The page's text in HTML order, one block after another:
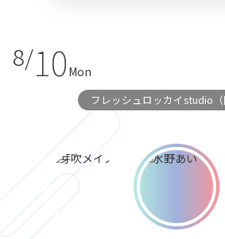
8/10 Mon
フレッシュロッカイstudio（